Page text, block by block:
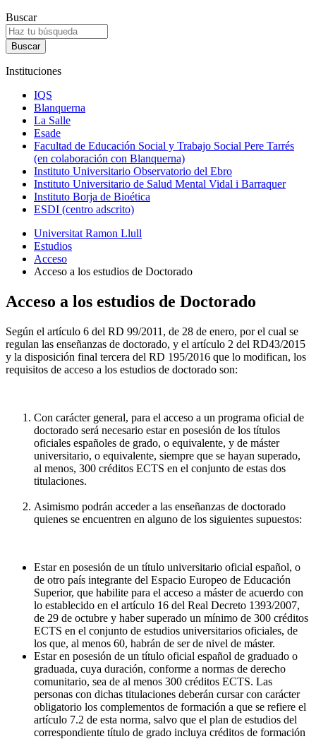
Buscar
Instituciones
IQS
Blanquerna
La Salle
Esade
Facultad de Educación Social y Trabajo Social Pere Tarrés
(en colaboración con Blanquerna)
Instituto Universitario Observatorio del Ebro
Instituto Universitario de Salud Mental Vidal i Barraquer
Instituto Borja de Bioética
ESDI (centro adscrito)
Universitat Ramon Llull
Estudios
Acceso
Acceso a los estudios de Doctorado
Acceso a los estudios de Doctorado
Según el artículo 6 del RD 99/2011, de 28 de enero, por el cual se
regulan las enseñanzas de doctorado, y el artículo 2 del RD43/2015
y la disposición final tercera del RD 195/2016 que lo modifican, los
requisitos de acceso a los estudios de doctorado son:
Con carácter general, para el acceso a un programa oficial de
doctorado será necesario estar en posesión de los títulos
oficiales españoles de grado, o equivalente, y de máster
universitario, o equivalente, siempre que se hayan superado,
al menos, 300 créditos ECTS en el conjunto de estas dos
titulaciones.
Asimismo podrán acceder a las enseñanzas de doctorado
quienes se encuentren en alguno de los siguientes supuestos:
Estar en posesión de un título universitario oficial español, o
de otro país integrante del Espacio Europeo de Educación
Superior, que habilite para el acceso a máster de acuerdo con
lo establecido en el artículo 16 del Real Decreto 1393/2007,
de 29 de octubre y haber superado un mínimo de 300 créditos
ECTS en el conjunto de estudios universitarios oficiales, de
los que, al menos 60, habrán de ser de nivel de máster.
Estar en posesión de un título oficial español de graduado o
graduada, cuya duración, conforme a normas de derecho
comunitario, sea de al menos 300 créditos ECTS. Las
personas con dichas titulaciones deberán cursar con carácter
obligatorio los complementos de formación a que se refiere el
artículo 7.2 de esta norma, salvo que el plan de estudios del
correspondiente título de grado incluya créditos de formación